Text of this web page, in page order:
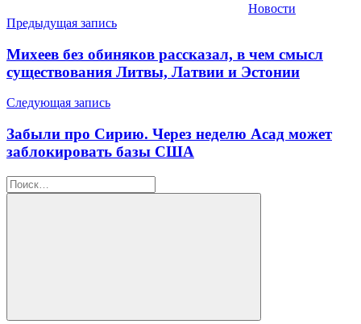
Новости
Навигация
по
записям
Предыдущая запись
Михеев без обиняков рассказал, в чем смысл
существования Литвы, Латвии и Эстонии
Следующая запись
Забыли про Сирию. Через неделю Асад может
заблокировать базы США
Найти: